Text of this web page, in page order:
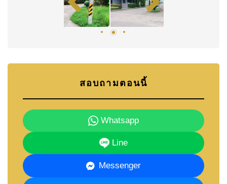
โดยมี ค่าโอนคนละครึ่ง
ค้นพบโอกาสในการทำให้ที่อยู่อาศัยนี้เป็นบ้านในฝันของ
หรือ อีเมลinfo@cornerstone.co.th
WhatsApp ของสำนักงาน: +66807945904
สอบถามตอนนี้
Whatsapp
Line
Messenger